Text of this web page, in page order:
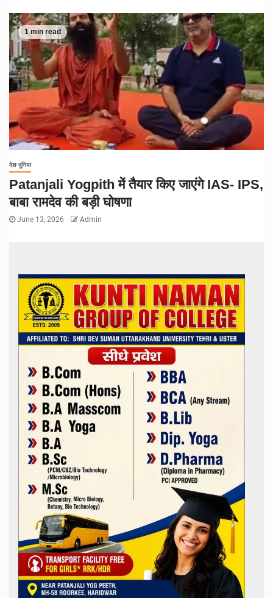
1 min read
देश-दुनिया
Patanjali Yogpith में तैयार किए जाएंगे IAS- IPS,
बाबा रामदेव की बड़ी घोषणा
June 13, 2026 Admin